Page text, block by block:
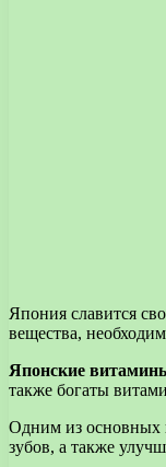
Япония славится
вещества,
Японские
также богаты
Одним из основных
зубов, а также